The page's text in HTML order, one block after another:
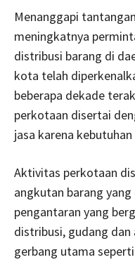
Menanggapi
meningkatnya
distribusi barang di
kota telah
beberapa dekade
perkotaan disertai
jasa karena
Aktivitas perkotaan
angkutan barang
pengantaran yang
distribusi, gudang
gerbang utama